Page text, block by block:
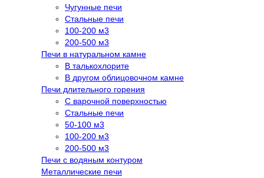
Чугунные печи
Стальные печи
100-200 м3
200-500 м3
Печи в натуральном камне
В талькохлорите
В другом облицовочном камне
Печи длительного горения
С варочной поверхностью
Стальные печи
50-100 м3
100-200 м3
200-500 м3
Печи с водяным контуром
Металлические печи